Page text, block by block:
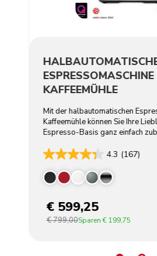
KAFFEEMÜHLE
Mit der halbautomatischen
Kaffeemühle können Sie Ihre
Espresso-Basis ganz einfach
4.3 (167)
€ 599,25
€ 799,00Sparen € 199,75